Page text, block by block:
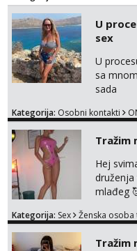
Tel:064/677-677
Anita
Tel:064/677-
Zara
Razgovaram :)
Tel:064/677-
Anđela
U
sex
U
sa
sada
Kategorija: Osobni kontakti
Tražim
Hej
mlađeg
Kategorija: Sex Ženska
Tražim